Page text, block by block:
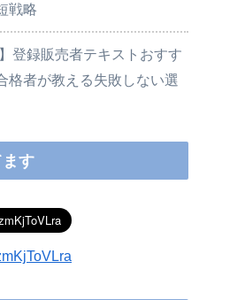
戦略
登録販売者テキストおすす
格者が教える失敗しない選
す